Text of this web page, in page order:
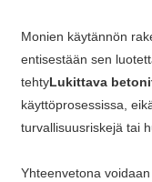
Monien käytännön
entisestään sen
tehtyLukittava
käyttöprosessissa,
turvallisuusriskejä tai
Yhteenvetona